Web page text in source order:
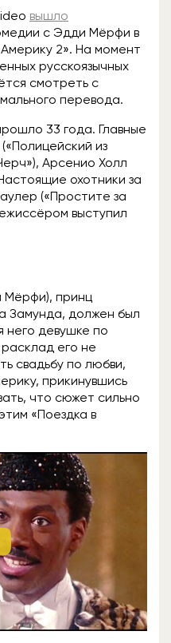
вышло
с Эдди Мёрфи в
2». На момент
русскоязычных
смотреть с
перевода.
33 года. Главные
из
Арсенио Холл
охотники за
(«Простите за
выступил
Мёрфи), принц
Замунда, должен был
него девушке по
его не
свадьбу по любви,
прикинувшись
что сюжет сильно
«Поездка в